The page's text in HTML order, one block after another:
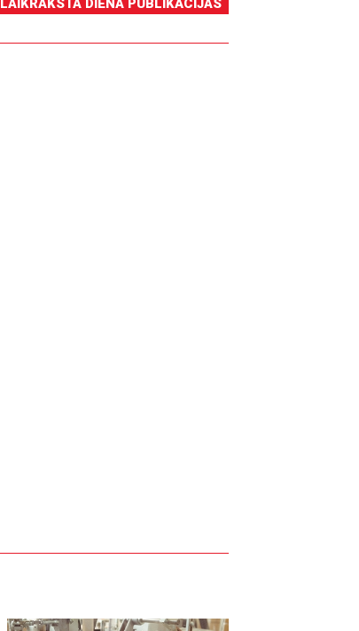
LAIKRAKSTA DIENA PUBLIKĀCIJAS